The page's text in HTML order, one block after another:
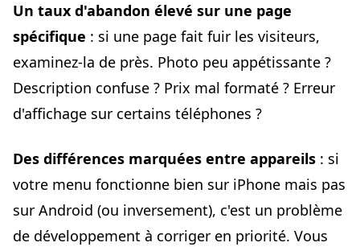
Un taux d'abandon élevé sur une page
spécifique : si une page fait fuir les visiteurs,
examinez-la de près. Photo peu appétissante ?
Description confuse ? Prix mal formaté ? Erreur
d'affichage sur certains téléphones ?
Des différences marquées entre appareils : si
votre menu fonctionne bien sur iPhone mais pas
sur Android (ou inversement), c'est un problème
de développement à corriger en priorité. Vous